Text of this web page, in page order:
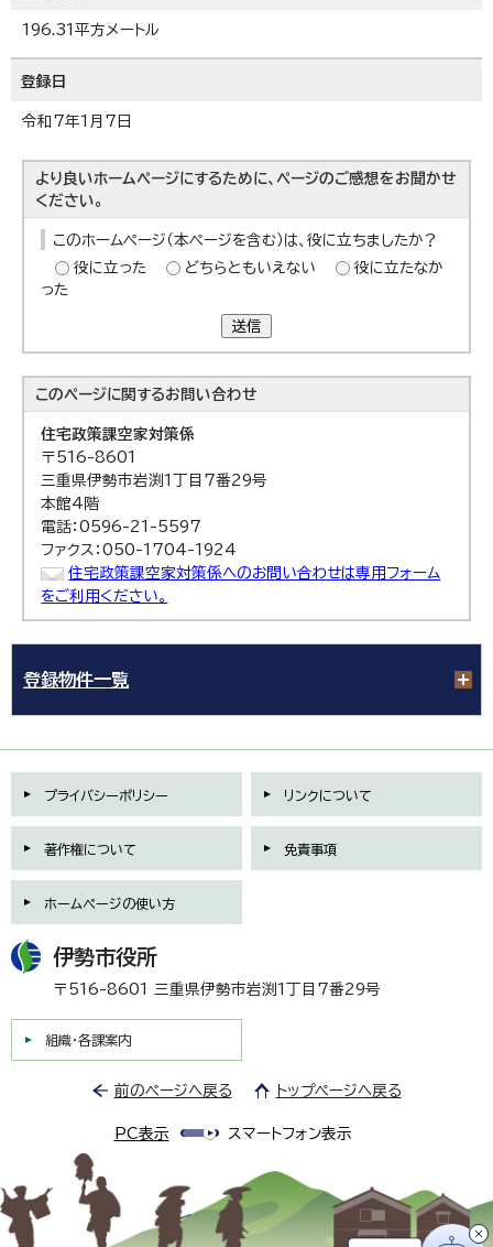
196.31平方メートル
登録日
令和7年1月7日
より良いホームページにするために、ページのご感想をお聞かせ
ください。
このホームページ（本ページを含む）は、役に立ちましたか？
役に立った
どちらともいえない
役に立たなか
った
送信
このページに関するお問い合わせ
住宅政策課空家対策係
〒516-8601
三重県伊勢市岩渕1丁目7番29号
本館4階
電話：0596-21-5597
ファクス：050-1704-1924
住宅政策課空家対策係へのお問い合わせは専用フォーム
をご利用ください。
登録物件一覧
プライバシーポリシー リンクについて
著作権について 免責事項
ホームページの使い方
伊勢市役所
〒516-8601 三重県伊勢市岩渕1丁目7番29号
組織・各課案内
前のページへ戻る トップページへ戻る
PC表示 スマートフォン表示